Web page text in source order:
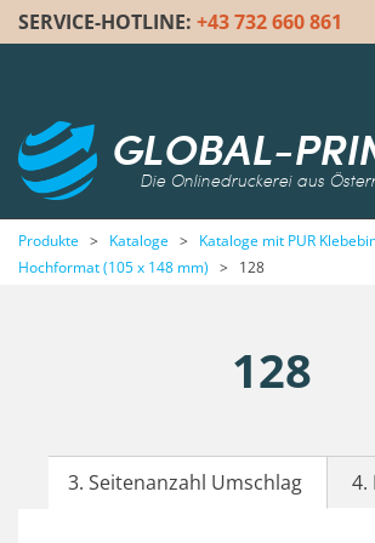
SERVICE-HOTLINE: +43 732 660 861
GLOBAL-
Die Onlinedruckerei aus
Produkte > Kataloge > Kataloge mit PUR
Hochformat (105 x 148 mm) > 128
128
3. Seitenanzahl Umschlag 4.